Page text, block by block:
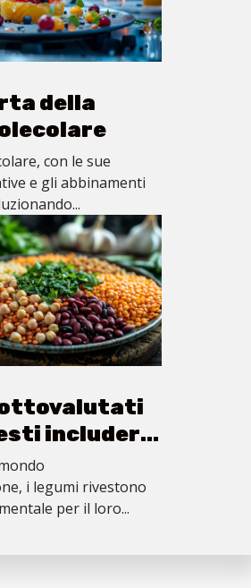
della
con le sue
e gli abbinamenti
includere
i legumi rivestono
per il loro...